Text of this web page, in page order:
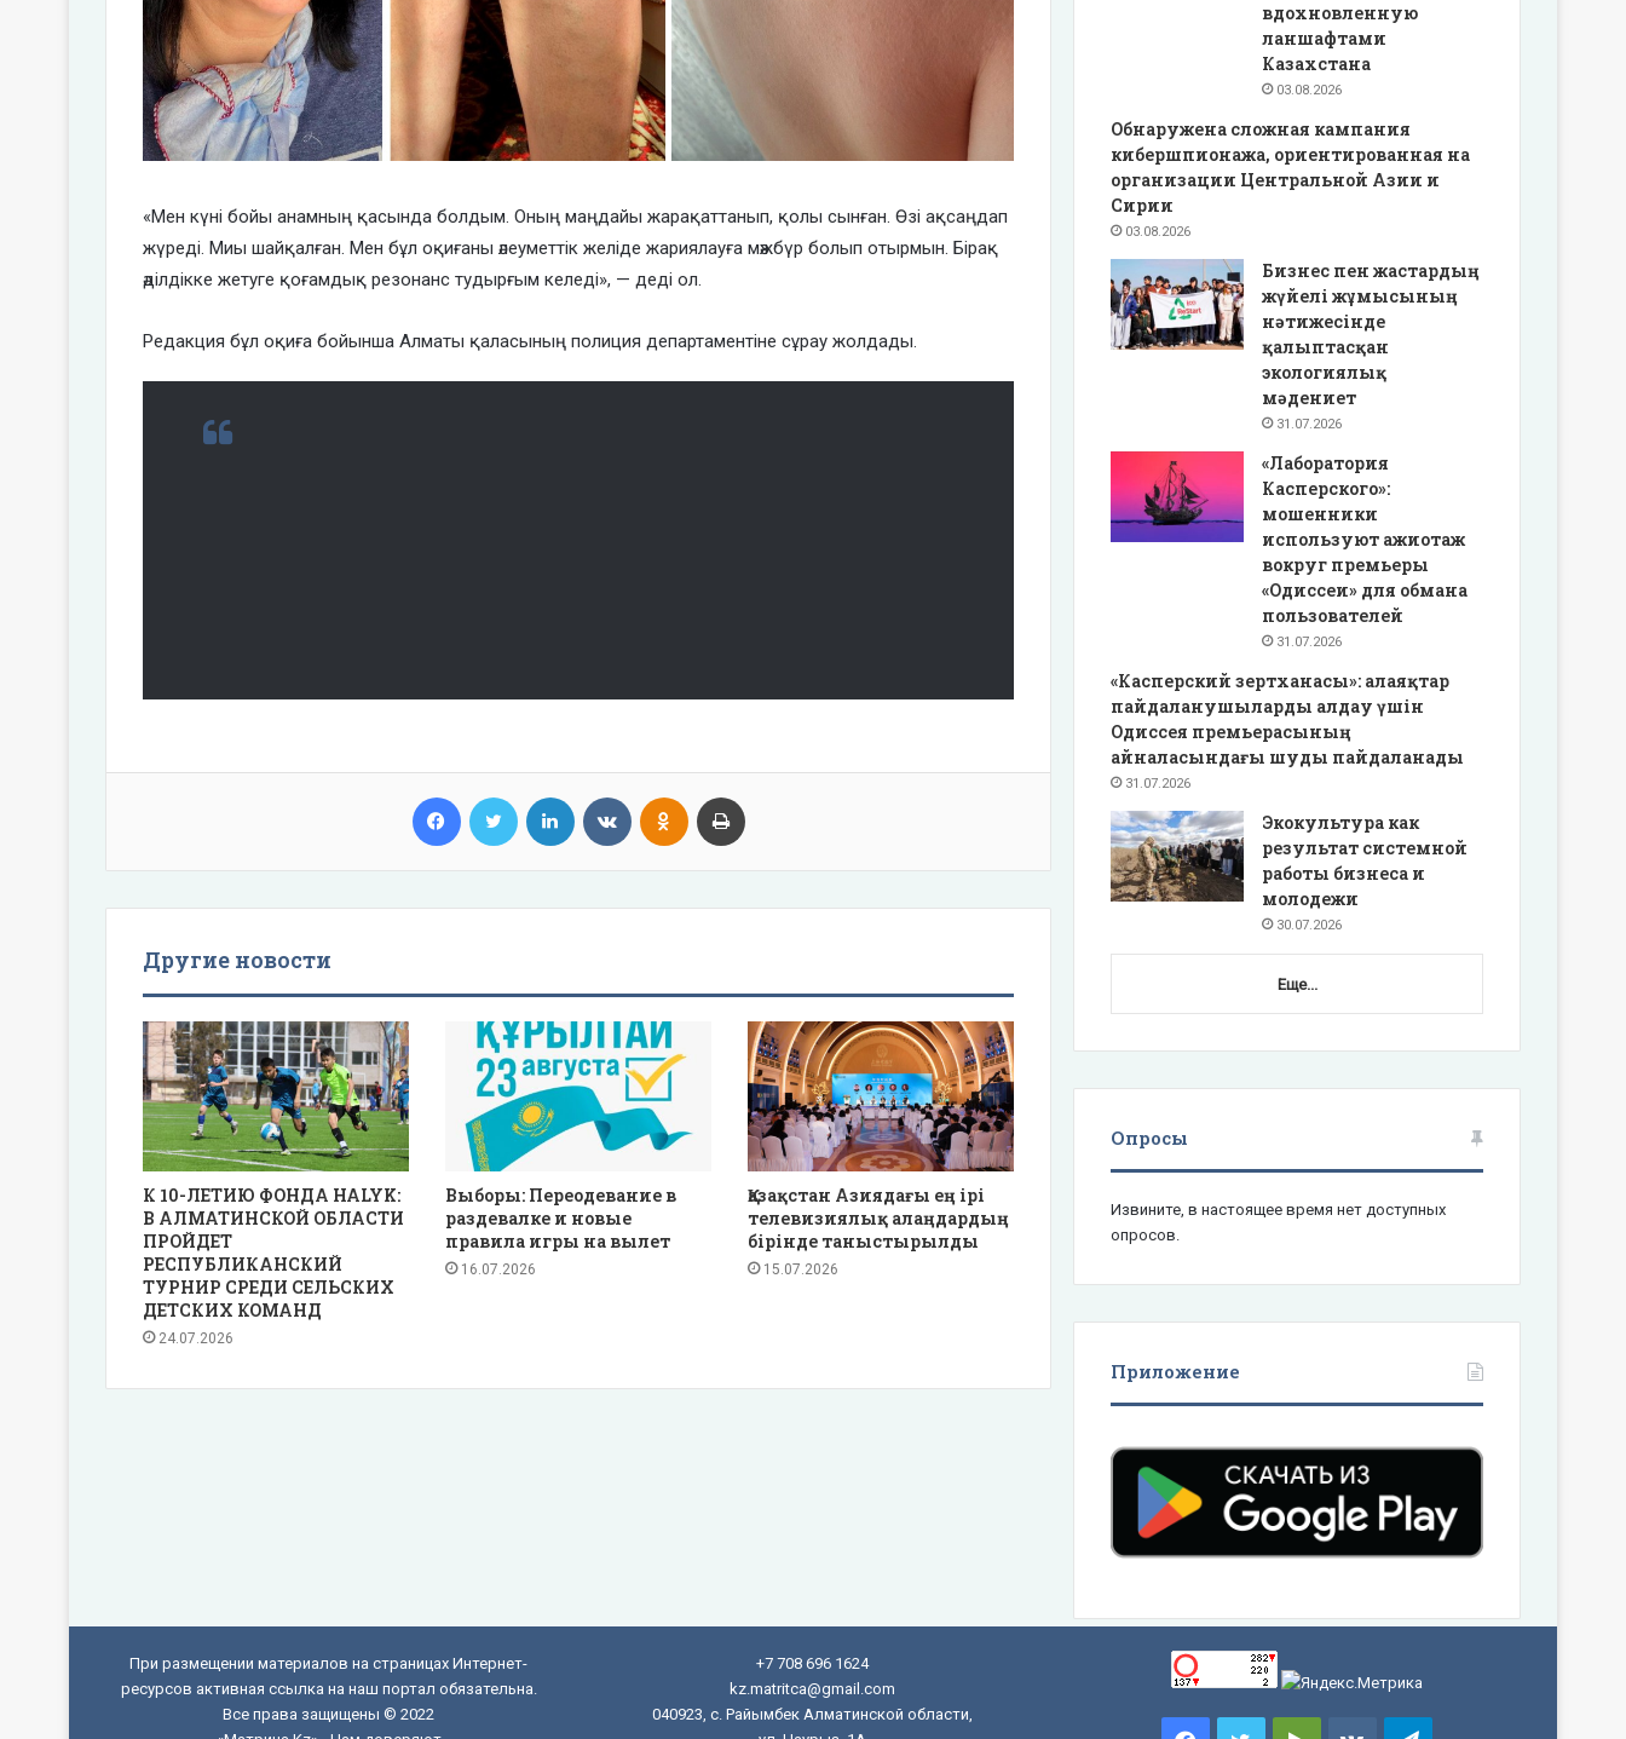
«Мен күні бойы анамның қасында болдым. Оның маңдайы жарақаттанып, қолы сынған. Өзі ақсаңдап
жүреді. Миы шайқалған. Мен бұл оқиғаны әлеуметтік желіде жариялауға мәжбүр болып отырмын. Бірақ
әділдікке жетуге қоғамдық резонанс тудырғым келеді», — деді ол.
Редакция бұл оқиға бойынша Алматы қаласының полиция департаментіне сұрау жолдады.
Facebook Twitter LinkedIn VKontakteOdnoklassniki
Другие новости
К 10-ЛЕТИЮ ФОНДА HALYK:
В АЛМАТИНСКОЙ ОБЛАСТИ
ПРОЙДЕТ
РЕСПУБЛИКАНСКИЙ
ТУРНИР СРЕДИ СЕЛЬСКИХ
ДЕТСКИХ КОМАНД
24.07.2026
Выборы: Переодевание в
раздевалке и новые
правила игры на вылет
16.07.2026
Қазақстан Азиядағы ең ірі
телевизиялық алаңдардың
бірінде таныстырылды
15.07.2026
вдохновленную
ланшафтами
Казахстана
03.08.2026
Обнаружена сложная кампания
кибершпионажа, ориентированная на
организации Центральной Азии и
Сирии
03.08.2026
Бизнес пен жастардың
жүйелі жұмысының
нәтижесінде
қалыптасқан
экологиялық
мәдениет
31.07.2026
«Лаборатория
Касперского»:
мошенники
используют ажиотаж
вокруг премьеры
«Одиссеи» для обмана
пользователей
31.07.2026
«Касперский зертханасы»: алаяқтар
пайдаланушыларды алдау үшін
Одиссея премьерасының
айналасындағы шуды пайдаланады
31.07.2026
Экокультура как
результат системной
работы бизнеса и
молодежи
30.07.2026
Еще...
Опросы
Извините, в настоящее время нет доступных
опросов.
Приложение
При размещении материалов на страницах Интернет-
ресурсов активная ссылка на наш портал обязательна.
Все права защищены © 2022
+7 708 696 1624
kz.matritca@gmail.com
040923, с. Райымбек Алматинской области,